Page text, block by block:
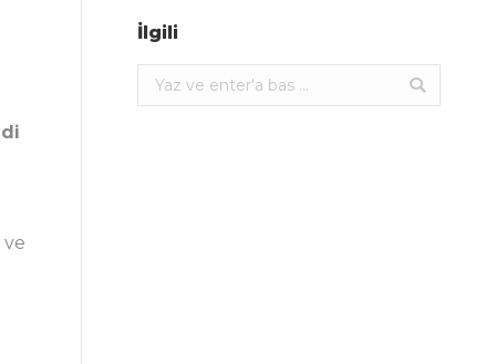
ve
İlgili
Ara: